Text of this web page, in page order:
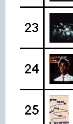
23
24
25